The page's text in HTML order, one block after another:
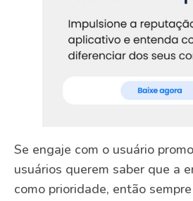
Se engaje com o usuário
usuários querem saber que a
como prioridade, então